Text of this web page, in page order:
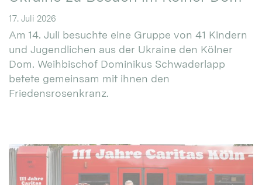
17. Juli 2026
Am 14. Juli besuchte eine Gruppe von 41 Kindern
und Jugendlichen aus der Ukraine den Kölner
Dom. Weihbischof Dominikus Schwaderlapp
betete gemeinsam mit ihnen den
Friedensrosenkranz.